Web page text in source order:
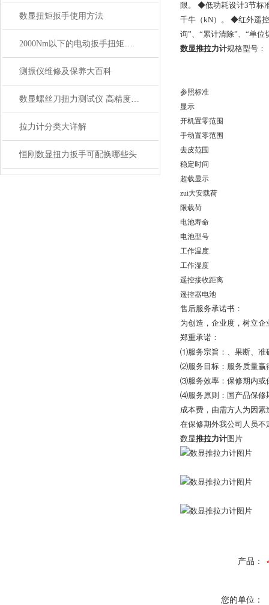
数显扭矩扳手使用方法
2000Nm以下的电动扳手扭矩值检定设备 电动扭矩扳手精度校准仪
测振仪维修及保养大百科
数显螺丝刀扭力测试仪 高精度数显扭矩检测仪 智能数显扭矩螺丝刀校验仪
拉力计分类大详解
恒刚数显扭力扳手可配换哪些头
限。 ◆低功耗设计3节标
千牛（kN）。 ◆红外遥
询”、“累计清除”、“单
数显推拉力计规格型号：
参照标准
显示
开机置零范围
手动置零范围
去皮范围
稳定时间
超载显示
zui大安载荷
限载荷
电池寿命
电池型号
工作温度.
工作湿度
遥控接收距离
遥控器电池
售后服务承诺书：
为创造，企业度，树立
郑重承诺：
⑴服务宗旨：、果断、
⑵服务目标：服务质量赢
⑶服务效率：保修期内或
⑷服务原则：国产品保修
成本费，由需方人为因
在保修期外我公司人员
数显推拉力计图片
产品：
您的单位：